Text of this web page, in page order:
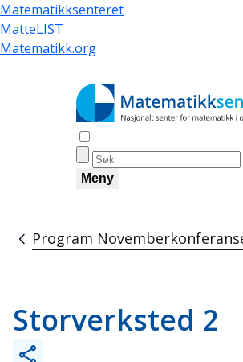
Hopp
til
hovedinnhold
Matematikksenteret
MatteLIST
Matematikk.org
Meny
Navigasjonssti
Program
Storverksted 2